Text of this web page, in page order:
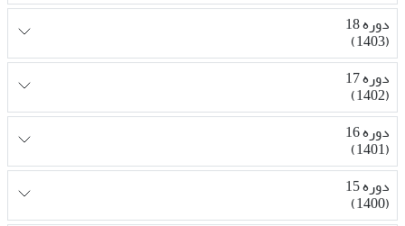
دوره 18
(1403)
دوره 17
(1402)
دوره 16
(1401)
دوره 15
(1400)